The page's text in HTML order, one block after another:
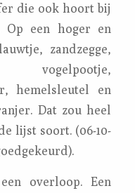
die ook hoort bij
Op een hoger en
zandzegge,
vogelpootje,
hemelsleutel en
Dat zou heel
lijst soort. (06-10-
overloop. Een